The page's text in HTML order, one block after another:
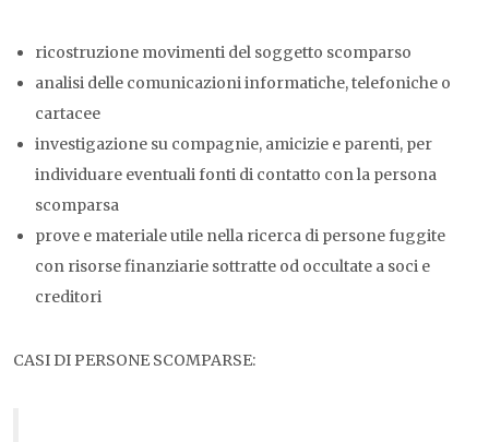
ricostruzione movimenti del soggetto scomparso
analisi delle comunicazioni informatiche, telefoniche o
cartacee
investigazione su compagnie, amicizie e parenti, per
individuare eventuali fonti di contatto con la persona
scomparsa
prove e materiale utile nella ricerca di persone fuggite
con risorse finanziarie sottratte od occultate a soci e
creditori
CASI DI PERSONE SCOMPARSE: